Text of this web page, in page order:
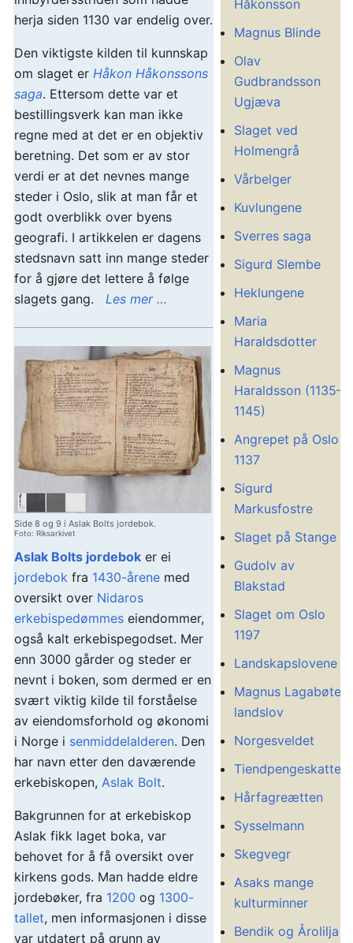
herja siden 1130 var endelig over.
Den viktigste kilden til kunnskap
om slaget er Håkon Håkonssons
saga. Ettersom dette var et
bestillingsverk kan man ikke
regne med at det er en objektiv
beretning. Det som er av stor
verdi er at det nevnes mange
steder i Oslo, slik at man får et
godt overblikk over byens
geografi. I artikkelen er dagens
stedsnavn satt inn mange steder
for å gjøre det lettere å følge
slagets gang. Les mer …
Side 8 og 9 i Aslak Bolts jordebok.
Foto: Riksarkivet
Aslak Bolts jordebok er ei
jordebok fra 1430-årene med
oversikt over Nidaros
erkebispedømmes eiendommer,
også kalt erkebispegodset. Mer
enn 3000 gårder og steder er
nevnt i boken, som dermed er en
svært viktig kilde til forståelse
av eiendomsforhold og økonomi
i Norge i senmiddelalderen. Den
har navn etter den daværende
erkebiskopen, Aslak Bolt.
Bakgrunnen for at erkebiskop
Aslak fikk laget boka, var
behovet for å få oversikt over
kirkens gods. Man hadde eldre
jordebøker, fra 1200 og 1300-
tallet, men informasjonen i disse
var utdatert på grunn av
Håkonsson
Magnus Blinde
Olav
Gudbrandsson
Ugjæva
Slaget ved
Holmengrå
Vårbelger
Kuvlungene
Sverres saga
Sigurd Slembe
Heklungene
Maria
Haraldsdotter
Magnus
Haraldsson (1135–
1145)
Angrepet på Oslo
1137
Sigurd
Markusfostre
Slaget på Stange
Gudolv av
Blakstad
Slaget om Oslo
1197
Landskapslovene
Magnus Lagabøtes
landslov
Norgesveldet
Tiendpengeskatten
Hårfagreætten
Sysselmann
Skegvegr
Asaks mange
kulturminner
Bendik og Årolilja